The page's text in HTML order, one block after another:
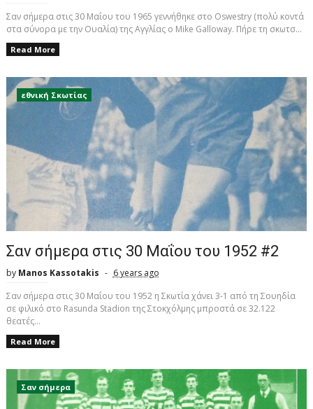
Σαν σήμερα στις 30 Μαΐου του 1965 γεννήθηκε στο Oswestry (πολύ κοντά
στα σύνορα με την Ουαλία) της Αγγλίας ο Mike Galloway. Πήρε τη σκωτσ...
Read More
εθνική Σκωτίας
Σαν σήμερα στις 30 Μαΐου του 1952 #2
by Manos Kassotakis
6 years ago
Σαν σήμερα στις 30 Μαΐου του 1952 η Σκωτία χάνει 3-1 από τη Σουηδία
σε φιλικό στο Rasunda Stadion της Στοκχόλμης μπροστά σε 32.122
θεατές...
Read More
Σαν σήμερα